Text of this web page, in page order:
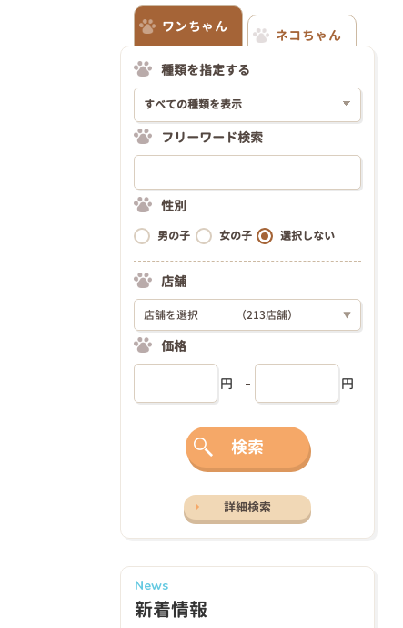
ワンちゃん
ネコちゃん
種類を指定する
フリーワード検索
性別
男の子 女の子 選択しない
店舗
店舗を選択 （213店舗） ▼
価格
円 円
検索
詳細検索
News
新着情報